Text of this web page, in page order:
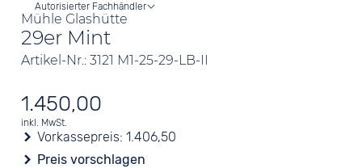
Mühle Glashütte
29er Mint
Artikel-Nr.: 3121 M1-25-29-LB-II
Autorisierter Fachhändler
1.450,00
inkl. MwSt.
Vorkassepreis:1.406,50
Preis vorschlagen